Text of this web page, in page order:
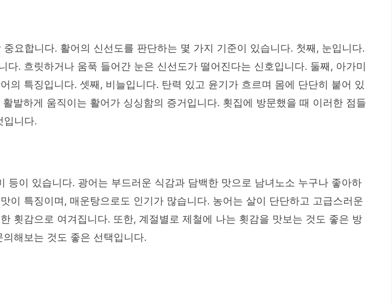
요합니다. 활어의 신선도를 판단하는 몇 가지 기준이 있습니다. 첫째, 눈입니다.
. 흐릿하거나 움푹 들어간 눈은 신선도가 떨어진다는 신호입니다. 둘째, 아가미
의 특징입니다. 셋째, 비늘입니다. 탄력 있고 윤기가 흐르며 몸에 단단히 붙어 있
발하게 움직이는 활어가 싱싱함의 증거입니다. 횟집에 방문했을 때 이러한 점들
입니다.
등이 있습니다. 광어는 부드러운 식감과 담백한 맛으로 남녀노소 누구나 좋아하
이 특징이며, 매운탕으로도 인기가 많습니다. 농어는 살이 단단하고 고급스러운
횟감으로 여겨집니다. 또한, 계절별로 제철에 나는 횟감을 맛보는 것도 좋은 방
해보는 것도 좋은 선택입니다.